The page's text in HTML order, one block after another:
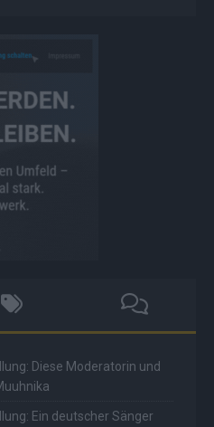
Diese Moderatorin und
Ein deutscher Sänger